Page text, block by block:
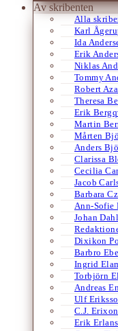
Av skribenten
Alla
Karl
Ida
Erik
Niklas
Tommy
Robert
Theresa
Erik
Martin
Mårten
Anders
Clarissa
Cecilia
Jacob
Barbara
Ann-Sofie
Johan
Dixikon
Barbro
Ingrid
Torbjörn
Andreas
Ulf
C.J. Erixon
Erik